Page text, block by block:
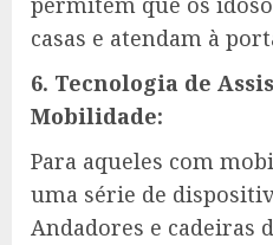
casas e atendam à
6. Tecnologia de
Mobilidade:
Para aqueles com
uma série de
Andadores e cadeiras